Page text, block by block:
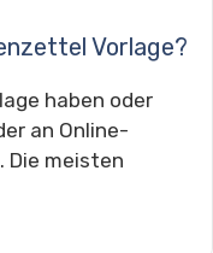
Vorlage?
haben oder
an Online-
Die meisten